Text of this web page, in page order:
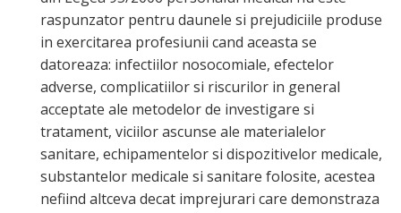
raspunzator pentru daunele si prejudiciile produse
in exercitarea profesiunii cand aceasta se
datoreaza: infectiilor nosocomiale, efectelor
adverse, complicatiilor si riscurilor in general
acceptate ale metodelor de investigare si
tratament, viciilor ascunse ale materialelor
sanitare, echipamentelor si dispozitivelor medicale,
substantelor medicale si sanitare folosite, acestea
nefiind altceva decat imprejurari care demonstraza